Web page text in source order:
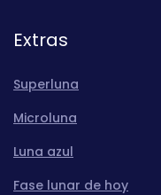
Extras
Superluna
Microluna
Luna azul
Fase lunar de hoy